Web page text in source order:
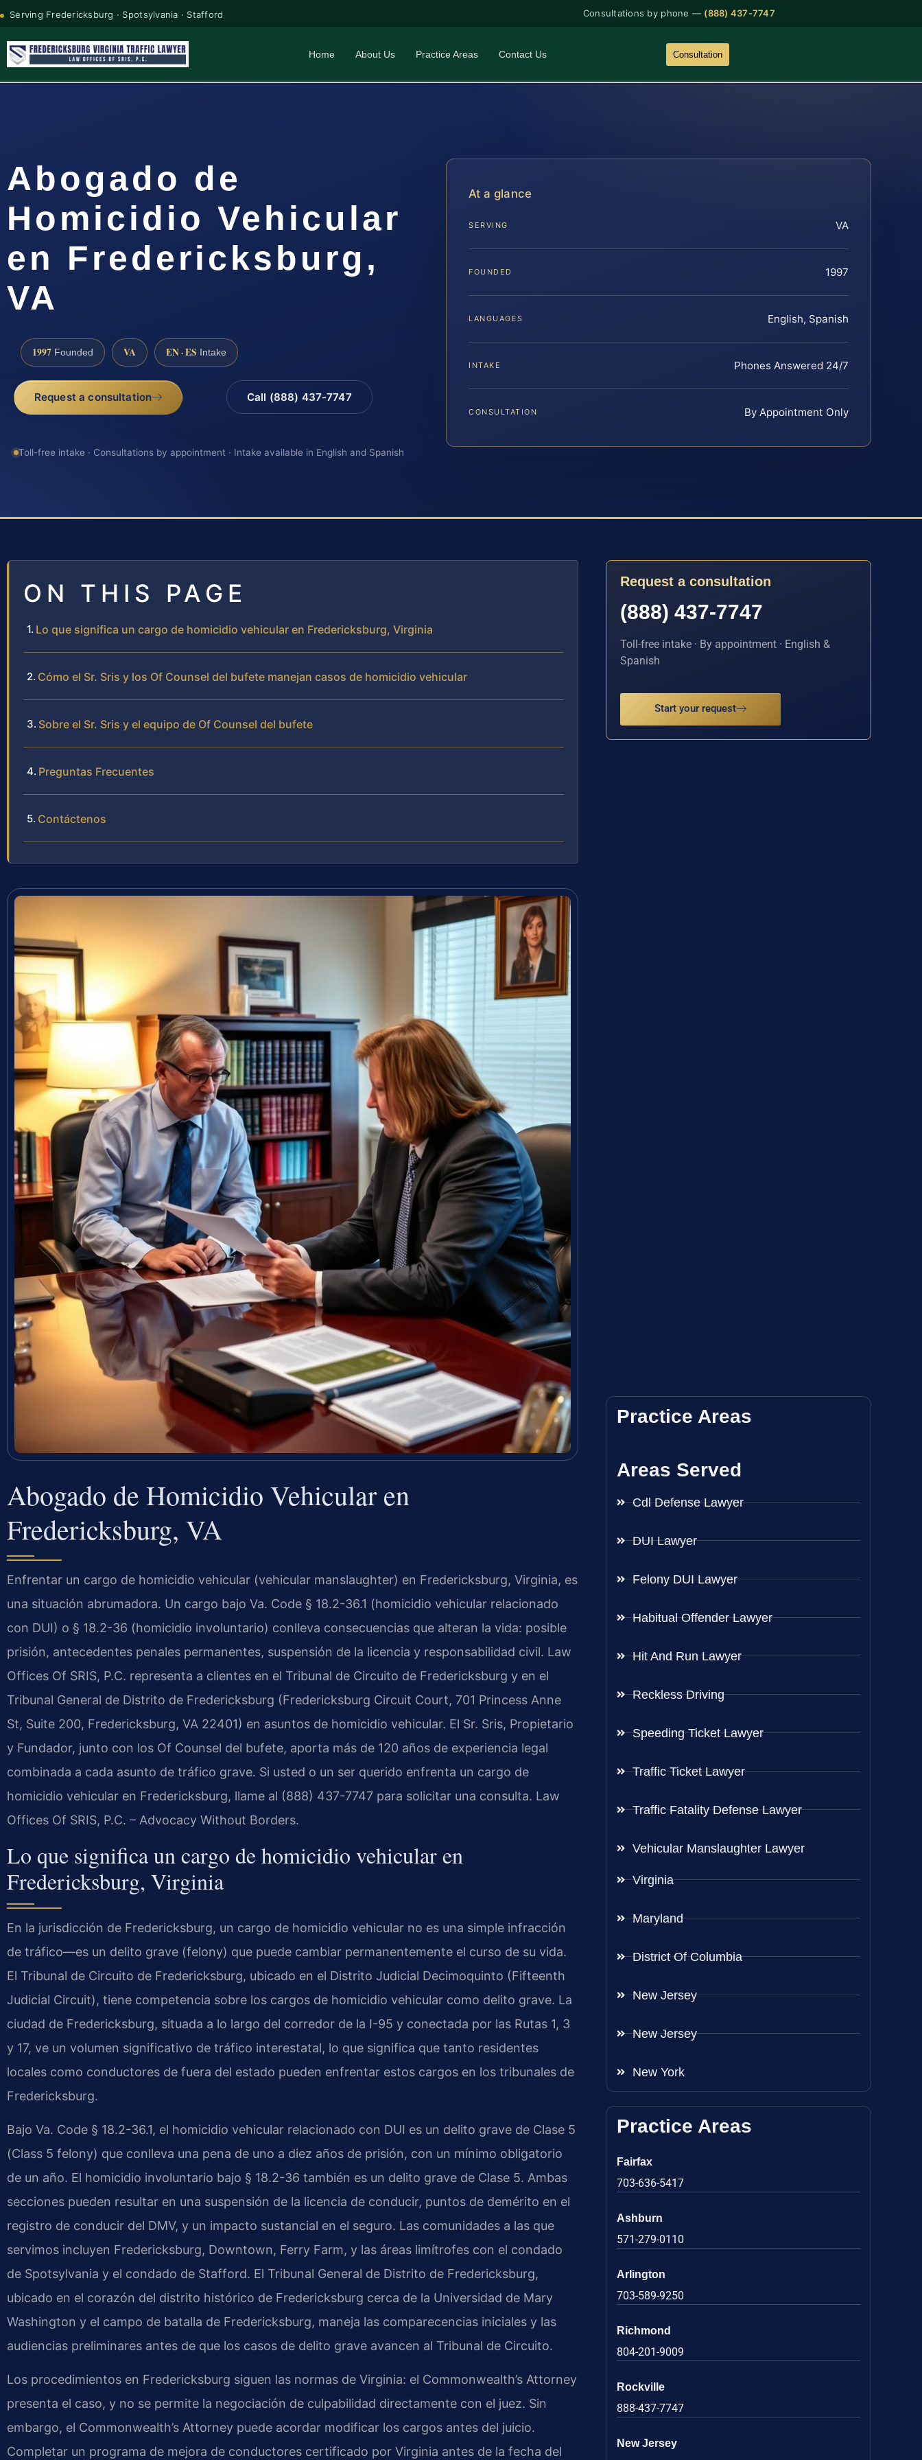
Serving Fredericksburg · Spotsylvania · Stafford Consultations by phone — (888) 437-7747
Home About Us Practice Areas Contact Us Consultation
Abogado de
Homicidio Vehicular
en Fredericksburg,
VA
1997 Founded VA EN · ES Intake
Request a consultation Call (888) 437-7747
Toll-free intake · Consultations by appointment · Intake available in English and Spanish
At a glance
SERVING VA
FOUNDED 1997
LANGUAGES English, Spanish
INTAKE Phones Answered 24/7
CONSULTATION By Appointment Only
ON THIS PAGE
Lo que significa un cargo de homicidio vehicular en Fredericksburg, Virginia
Cómo el Sr. Sris y los Of Counsel del bufete manejan casos de homicidio vehicular
Sobre el Sr. Sris y el equipo de Of Counsel del bufete
Preguntas Frecuentes
Contáctenos
Abogado de Homicidio Vehicular en
Fredericksburg, VA
Enfrentar un cargo de homicidio vehicular (vehicular manslaughter) en Fredericksburg, Virginia, es
una situación abrumadora. Un cargo bajo Va. Code § 18.2-36.1 (homicidio vehicular relacionado
con DUI) o § 18.2-36 (homicidio involuntario) conlleva consecuencias que alteran la vida: posible
prisión, antecedentes penales permanentes, suspensión de la licencia y responsabilidad civil. Law
Offices Of SRIS, P.C. representa a clientes en el Tribunal de Circuito de Fredericksburg y en el
Tribunal General de Distrito de Fredericksburg (Fredericksburg Circuit Court, 701 Princess Anne
St, Suite 200, Fredericksburg, VA 22401) en asuntos de homicidio vehicular. El Sr. Sris, Propietario
y Fundador, junto con los Of Counsel del bufete, aporta más de 120 años de experiencia legal
combinada a cada asunto de tráfico grave. Si usted o un ser querido enfrenta un cargo de
homicidio vehicular en Fredericksburg, llame al (888) 437-7747 para solicitar una consulta. Law
Offices Of SRIS, P.C. – Advocacy Without Borders.
Lo que significa un cargo de homicidio vehicular en
Fredericksburg, Virginia
En la jurisdicción de Fredericksburg, un cargo de homicidio vehicular no es una simple infracción
de tráfico—es un delito grave (felony) que puede cambiar permanentemente el curso de su vida.
El Tribunal de Circuito de Fredericksburg, ubicado en el Distrito Judicial Decimoquinto (Fifteenth
Judicial Circuit), tiene competencia sobre los cargos de homicidio vehicular como delito grave. La
ciudad de Fredericksburg, situada a lo largo del corredor de la I-95 y conectada por las Rutas 1, 3
y 17, ve un volumen significativo de tráfico interestatal, lo que significa que tanto residentes
locales como conductores de fuera del estado pueden enfrentar estos cargos en los tribunales de
Fredericksburg.
Bajo Va. Code § 18.2-36.1, el homicidio vehicular relacionado con DUI es un delito grave de Clase 5
(Class 5 felony) que conlleva una pena de uno a diez años de prisión, con un mínimo obligatorio
de un año. El homicidio involuntario bajo § 18.2-36 también es un delito grave de Clase 5. Ambas
secciones pueden resultar en una suspensión de la licencia de conducir, puntos de demérito en el
registro de conducir del DMV, y un impacto sustancial en el seguro. Las comunidades a las que
servimos incluyen Fredericksburg, Downtown, Ferry Farm, y las áreas limítrofes con el condado
de Spotsylvania y el condado de Stafford. El Tribunal General de Distrito de Fredericksburg,
ubicado en el corazón del distrito histórico de Fredericksburg cerca de la Universidad de Mary
Washington y el campo de batalla de Fredericksburg, maneja las comparecencias iniciales y las
audiencias preliminares antes de que los casos de delito grave avancen al Tribunal de Circuito.
Los procedimientos en Fredericksburg siguen las normas de Virginia: el Commonwealth’s Attorney
presenta el caso, y no se permite la negociación de culpabilidad directamente con el juez. Sin
embargo, el Commonwealth’s Attorney puede acordar modificar los cargos antes del juicio.
Completar un programa de mejora de conductores certificado por Virginia antes de la fecha del
Request a consultation
(888) 437-7747
Toll-free intake · By appointment · English &
Spanish
Start your request
Practice Areas
Areas Served
Cdl Defense Lawyer
DUI Lawyer
Felony DUI Lawyer
Habitual Offender Lawyer
Hit And Run Lawyer
Reckless Driving
Speeding Ticket Lawyer
Traffic Ticket Lawyer
Traffic Fatality Defense Lawyer
Vehicular Manslaughter Lawyer
Virginia
Maryland
District Of Columbia
New Jersey
New Jersey
New York
Practice Areas
Fairfax
703-636-5417
Ashburn
571-279-0110
Arlington
703-589-9250
Richmond
804-201-9009
Rockville
888-437-7747
New Jersey